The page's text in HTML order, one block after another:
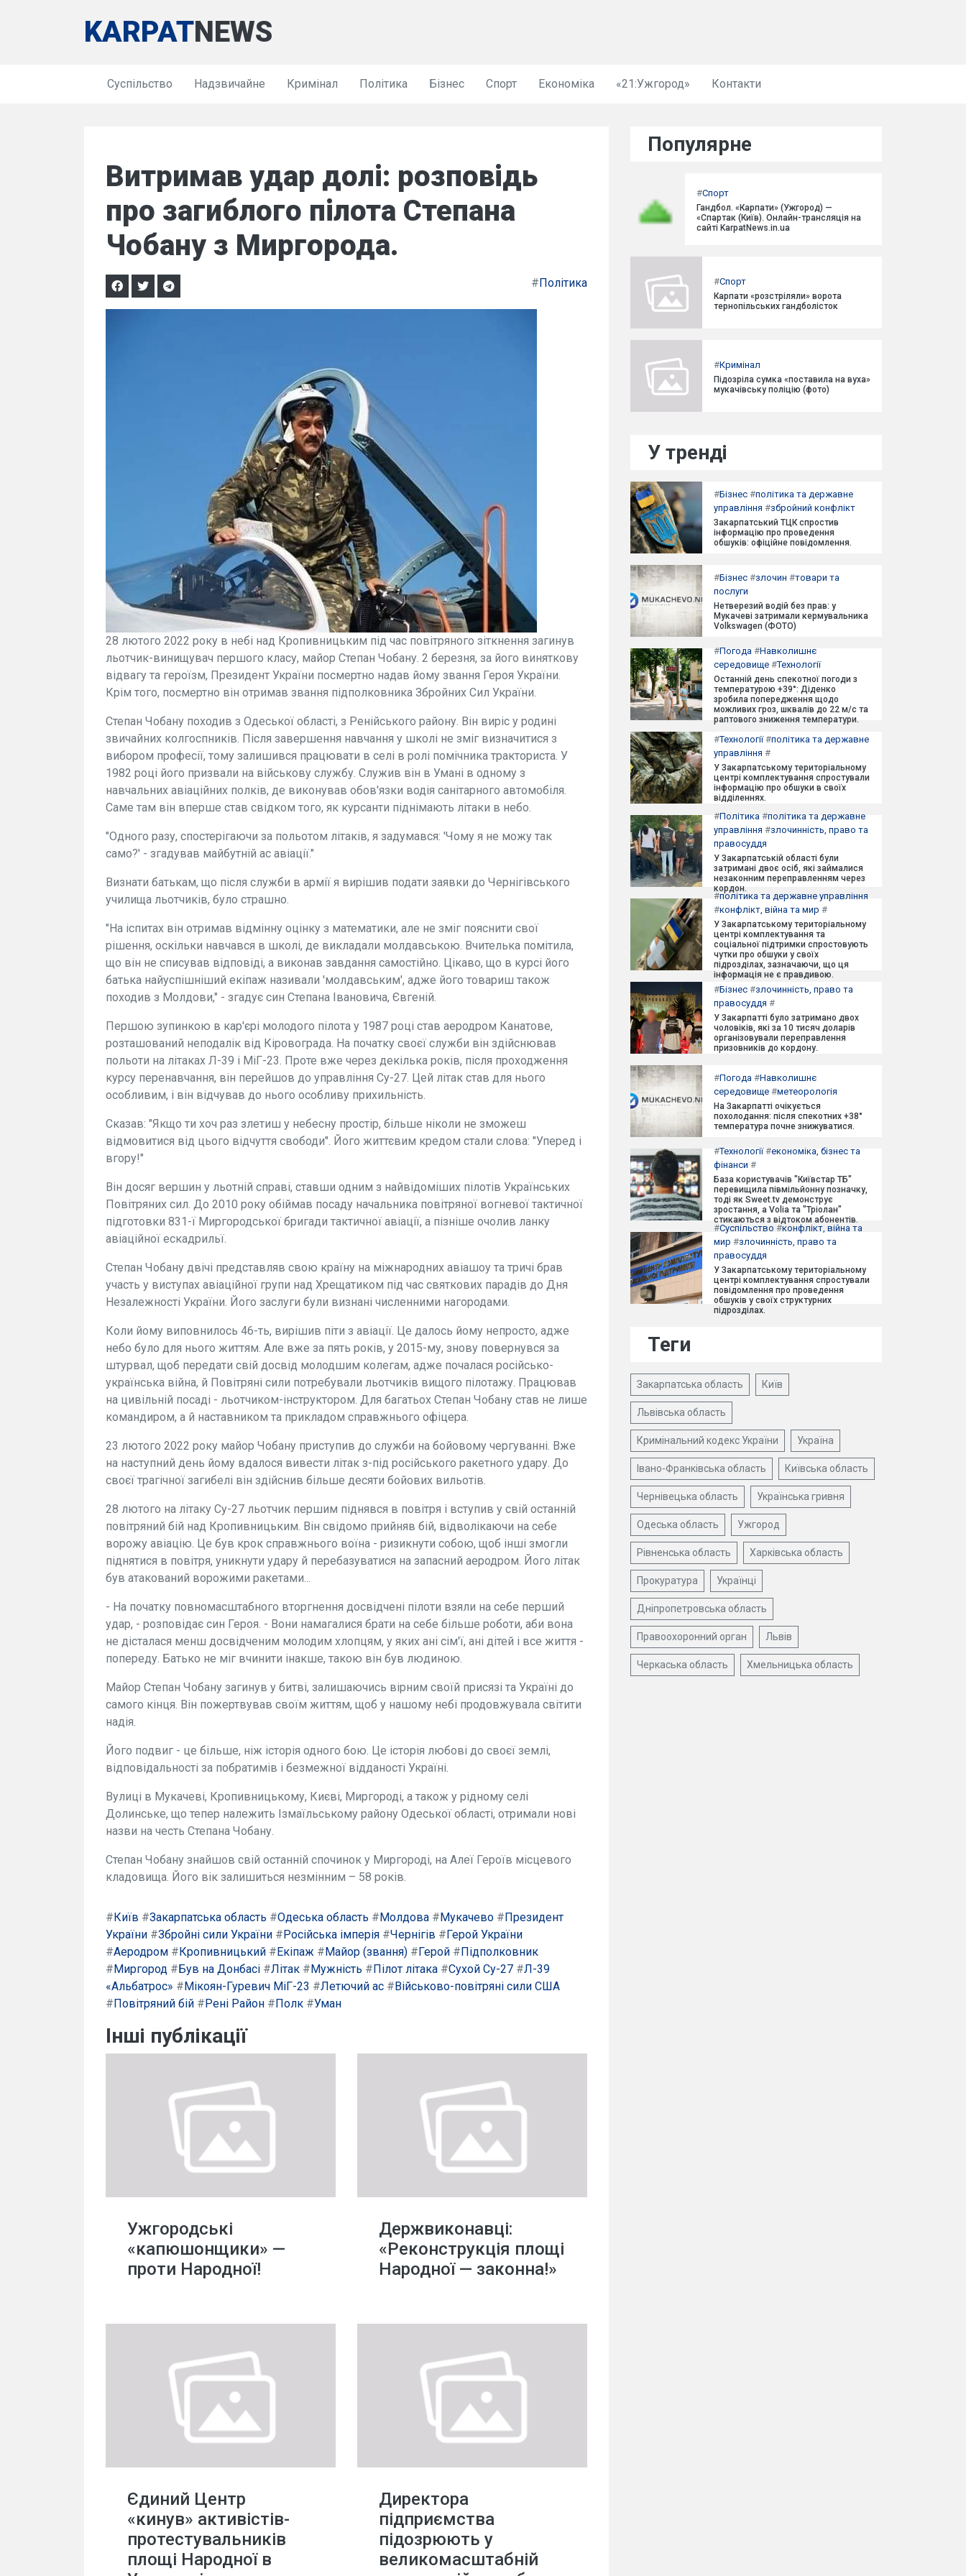
KARPATNEWS
Суспільство Надзвичайне Кримінал Політика Бізнес Спорт Економіка «21:Ужгород» Контакти
Витримав удар долі: розповідь
про загиблого пілота Степана
Чобану з Миргорода.
#Політика
28 лютого 2022 року в небі над Кропивницьким під час повітряного зіткнення загинув
льотчик-винищувач першого класу, майор Степан Чобану. 2 березня, за його виняткову
відвагу та героїзм, Президент України посмертно надав йому звання Героя України.
Крім того, посмертно він отримав звання підполковника Збройних Сил України.
Степан Чобану походив з Одеської області, з Ренійського району. Він виріс у родині
звичайних колгоспників. Після завершення навчання у школі не зміг визначитися з
вибором професії, тому залишився працювати в селі в ролі помічника тракториста. У
1982 році його призвали на військову службу. Служив він в Умані в одному з
навчальних авіаційних полків, де виконував обов'язки водія санітарного автомобіля.
Саме там він вперше став свідком того, як курсанти піднімають літаки в небо.
"Одного разу, спостерігаючи за польотом літаків, я задумався: 'Чому я не можу так
само?' - згадував майбутній ас авіації."
Визнати батькам, що після служби в армії я вирішив подати заявки до Чернігівського
училища льотчиків, було страшно.
"На іспитах він отримав відмінну оцінку з математики, але не зміг пояснити свої
рішення, оскільки навчався в школі, де викладали молдавською. Вчителька помітила,
що він не списував відповіді, а виконав завдання самостійно. Цікаво, що в курсі його
батька найуспішніший екіпаж називали 'молдавським', адже його товариш також
походив з Молдови," - згадує син Степана Івановича, Євгеній.
Першою зупинкою в кар'єрі молодого пілота у 1987 році став аеродром Канатове,
розташований неподалік від Кіровограда. На початку своєї служби він здійснював
польоти на літаках Л-39 і МіГ-23. Проте вже через декілька років, після проходження
курсу перенавчання, він перейшов до управління Су-27. Цей літак став для нього
особливим, і він відчував до нього особливу прихильність.
Сказав: "Якщо ти хоч раз злетиш у небесну простір, більше ніколи не зможеш
відмовитися від цього відчуття свободи". Його життєвим кредом стали слова: "Уперед і
вгору!"
Він досяг вершин у льотній справі, ставши одним з найвідоміших пілотів Українських
Повітряних сил. До 2010 року обіймав посаду начальника повітряної вогневої тактичної
підготовки 831-ї Миргородської бригади тактичної авіації, а пізніше очолив ланку
авіаційної ескадрильї.
Степан Чобану двічі представляв свою країну на міжнародних авіашоу та тричі брав
участь у виступах авіаційної групи над Хрещатиком під час святкових парадів до Дня
Незалежності України. Його заслуги були визнані численними нагородами.
Коли йому виповнилось 46-ть, вирішив піти з авіації. Це далось йому непросто, адже
небо було для нього життям. Але вже за пять років, у 2015-му, знову повернувся за
штурвал, щоб передати свій досвід молодшим колегам, адже почалася російсько-
українська війна, й Повітряні сили потребували льотчиків вищого пілотажу. Працював
на цивільній посаді - льотчиком-інструктором. Для багатьох Степан Чобану став не лише
командиром, а й наставником та прикладом справжнього офіцера.
23 лютого 2022 року майор Чобану приступив до служби на бойовому чергуванні. Вже
на наступний день йому вдалося вивести літак з-під російського ракетного удару. До
своєї трагічної загибелі він здійснив більше десяти бойових вильотів.
28 лютого на літаку Су-27 льотчик першим піднявся в повітря і вступив у свій останній
повітряний бій над Кропивницьким. Він свідомо прийняв бій, відволікаючи на себе
ворожу авіацію. Це був крок справжнього воїна - ризикнути собою, щоб інші змогли
піднятися в повітря, уникнути удару й перебазуватися на запасний аеродром. Його літак
був атакований ворожими ракетами...
- На початку повномасштабного вторгнення досвідчені пілоти взяли на себе перший
удар, - розповідає син Героя. - Вони намагалися брати на себе більше роботи, аби вона
не дісталася менш досвідченим молодим хлопцям, у яких ані сім'ї, ані дітей і все життя -
попереду. Батько не міг вчинити інакше, такою він був людиною.
Майор Степан Чобану загинув у битві, залишаючись вірним своїй присязі та Україні до
самого кінця. Він пожертвував своїм життям, щоб у нашому небі продовжувала світити
надія.
Його подвиг - це більше, ніж історія одного бою. Це історія любові до своєї землі,
відповідальності за побратимів і безмежної відданості Україні.
Вулиці в Мукачеві, Кропивницькому, Києві, Миргороді, а також у рідному селі
Долинське, що тепер належить Ізмаїльському району Одеської області, отримали нові
назви на честь Степана Чобану.
Степан Чобану знайшов свій останній спочинок у Миргороді, на Алеї Героїв місцевого
кладовища. Його вік залишиться незмінним – 58 років.
#Київ #Закарпатська область #Одеська область #Молдова #Мукачево #Президент
України #Збройні сили України #Російська імперія #Чернігів #Герой України
#Аеродром #Кропивницький #Екіпаж #Майор (звання) #Герой #Підполковник
#Миргород #Був на Донбасі #Літак #Мужність #Пілот літака #Сухой Су-27 #Л-39
«Альбатрос» #Мікоян-Гуревич МіГ-23 #Летючий ас #Військово-повітряні сили США
#Повітряний бій #Рені Район #Полк #Уман
Інші публікації
Ужгородські
«капюшонщики» —
проти Народної!
Держвиконавці:
«Реконструкція площі
Народної — законна!»
Єдиний Центр
«кинув» активістів-
протестувальників
площі Народної в
Директора
підприємства
підозрюють у
великомасштабній
Популярне
#Спорт
Гандбол. «Карпати» (Ужгород) —
«Спартак (Київ). Онлайн-трансляція на
сайті KarpatNews.in.ua
#Спорт
Карпати «розстріляли» ворота
тернопільських гандболісток
#Кримінал
Підозріла сумка «поставила на вуха»
мукачівську поліцію (фото)
У тренді
#Бізнес #політика та державне
управління #збройний конфлікт
Закарпатський ТЦК спростив
інформацію про проведення
обшуків: офіційне повідомлення.
#Бізнес #злочин #товари та
послуги
Нетверезий водій без прав: у
Мукачеві затримали кермувальника
Volkswagen (ФОТО)
#Погода #Навколишнє
середовище #Технології
Останній день спекотної погоди з
температурою +39°: Діденко
зробила попередження щодо
можливих гроз, шквалів до 22 м/с та
раптового зниження температури.
#Технології#політика та державне
управління #
У Закарпатському територіальному
центрі комплектування спростували
інформацію про обшуки в своїх
відділеннях.
#Політика #політика та державне
управління #злочинність, право та
правосуддя
У Закарпатській області були
затримані двоє осіб, які займалися
незаконним переправленням через
кордон.
#політика та державне управління
#конфлікт, війна та мир #
У Закарпатському територіальному
центрі комплектування та
соціальної підтримки спростовують
чутки про обшуки у своїх
підрозділах, зазначаючи, що ця
інформація не є правдивою.
#Бізнес #злочинність, право та
правосуддя #
У Закарпатті було затримано двох
чоловіків, які за 10 тисяч доларів
організовували переправлення
призовників до кордону.
#Погода #Навколишнє
середовище #метеорологія
На Закарпатті очікується
похолодання: після спекотних +38°
температура почне знижуватися.
#Технології#економіка, бізнес та
фінанси #
База користувачів "Київстар ТБ"
перевищила півмільйонну позначку,
тоді як Sweet.tv демонструє
зростання, а Volia та "Тріолан"
стикаються з відтоком абонентів.
#Суспільство #конфлікт, війна та
мир #злочинність, право та
правосуддя
У Закарпатському територіальному
центрі комплектування спростували
повідомлення про проведення
обшуків у своїх структурних
підрозділах.
Теги
Закарпатська область Київ
Львівська область
Кримінальний кодекс України Україна
Івано-Франківська область Київська область
Чернівецька область Українська гривня
Одеська область Ужгород
Рівненська область Харківська область
Прокуратура Українці
Дніпропетровська область
Правоохоронний орган Львів
Черкаська область Хмельницька область